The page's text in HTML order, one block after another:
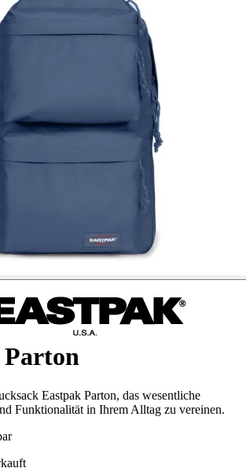
Parton
Eastpak Parton, das wesentliche
Funktionalität in Ihrem Alltag zu vereinen.